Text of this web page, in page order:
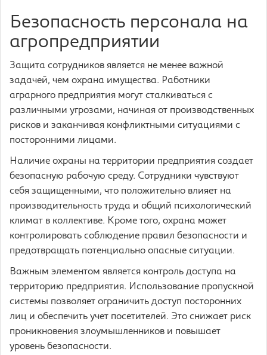
Безопасность персонала на
агропредприятии
Защита сотрудников является не менее важной
задачей, чем охрана имущества. Работники
аграрного предприятия могут сталкиваться с
различными угрозами, начиная от производственных
рисков и заканчивая конфликтными ситуациями с
посторонними лицами.
Наличие охраны на территории предприятия создает
безопасную рабочую среду. Сотрудники чувствуют
себя защищенными, что положительно влияет на
производительность труда и общий психологический
климат в коллективе. Кроме того, охрана может
контролировать соблюдение правил безопасности и
предотвращать потенциально опасные ситуации.
Важным элементом является контроль доступа на
территорию предприятия. Использование пропускной
системы позволяет ограничить доступ посторонних
лиц и обеспечить учет посетителей. Это снижает риск
проникновения злоумышленников и повышает
уровень безопасности.